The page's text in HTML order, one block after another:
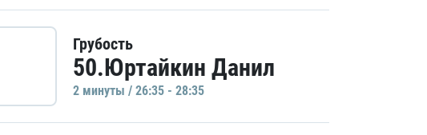
Грубость
50.Юртайкин Данил
2 минуты / 26:35 - 28:35